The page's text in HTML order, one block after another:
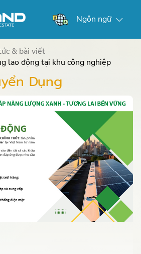
Ngôn ngữ
& bài viết
lao động tại khu công nghiệp
Dụng